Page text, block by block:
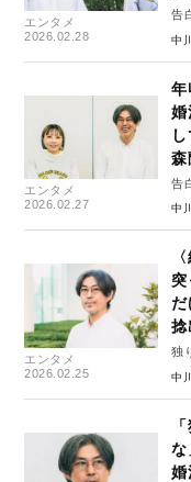
エンタメ
2026.02.28
告
中
エンタメ
2026.02.27
年
婚
森
告
中
エンタメ
2026.02.25
捻
独
中
な
婚